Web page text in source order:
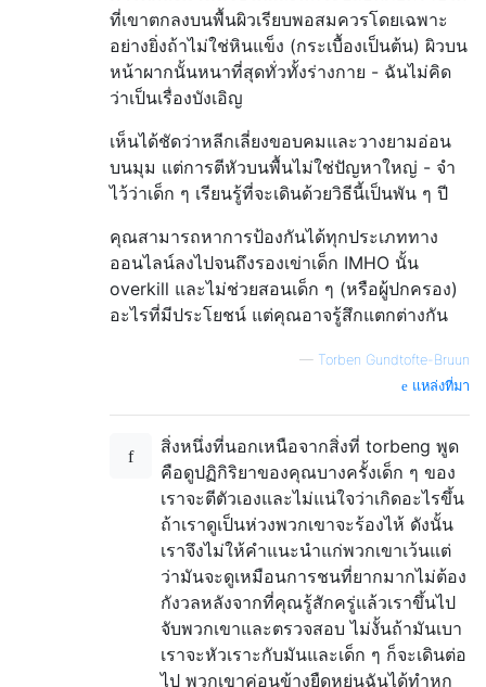
ที่เขาตกลงบนพื้นผิวเรียบพอสมควรโดยเฉพาะ
อย่างยิ่งถ้าไม่ใช่หินแข็ง (กระเบื้องเป็นต้น) ผิวบน
หน้าผากนั้นหนาที่สุดทั่วทั้งร่างกาย - ฉันไม่คิด
ว่าเป็นเรื่องบังเอิญ
เห็นได้ชัดว่าหลีกเลี่ยงขอบคมและวางยามอ่อน
บนมุม แต่การตีหัวบนพื้นไม่ใช่ปัญหาใหญ่ - จำ
ไว้ว่าเด็ก ๆ เรียนรู้ที่จะเดินด้วยวิธีนี้เป็นพัน ๆ ปี
คุณสามารถหาการป้องกันได้ทุกประเภททาง
ออนไลน์ลงไปจนถึงรองเข่าเด็ก IMHO นั้น
overkill และไม่ช่วยสอนเด็ก ๆ (หรือผู้ปกครอง)
อะไรที่มีประโยชน์ แต่คุณอาจรู้สึกแตกต่างกัน
— Torben Gundtofte-Bruun
แหล่งที่มา
สิ่งหนึ่งที่นอกเหนือจากสิ่งที่ torbeng พูด
คือดูปฏิกิริยาของคุณบางครั้งเด็ก ๆ ของ
เราจะตีตัวเองและไม่แน่ใจว่าเกิดอะไรขึ้น
ถ้าเราดูเป็นห่วงพวกเขาจะร้องไห้ ดังนั้น
เราจึงไม่ให้คำแนะนำแก่พวกเขาเว้นแต่
ว่ามันจะดูเหมือนการชนที่ยากมากไม่ต้อง
กังวลหลังจากที่คุณรู้สักครู่แล้วเราขึ้นไป
จับพวกเขาและตรวจสอบ ไม่งั้นถ้ามันเบา
เราจะหัวเราะกับมันและเด็ก ๆ ก็จะเดินต่อ
ไป พวกเขาค่อนข้างยืดหยุ่นฉันได้ทำหก